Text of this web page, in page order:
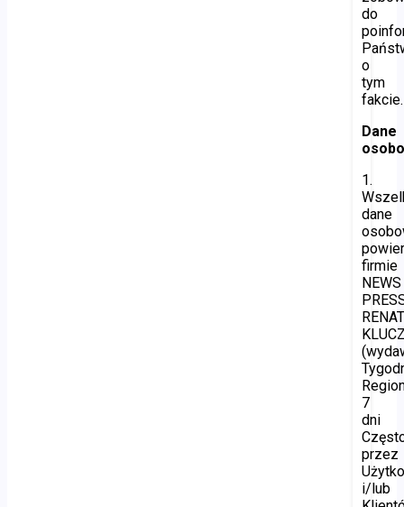
do
o
tym
fakcie.
Dane
1.
dane
firmie
NEWS
7
dni
przez
i/lub